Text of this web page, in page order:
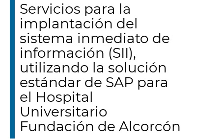
Servicios para la
implantación del
sistema inmediato de
información (SII),
utilizando la solución
estándar de SAP para
el Hospital
Universitario
Fundación de Alcorcón